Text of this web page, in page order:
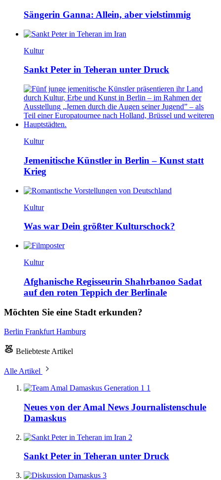
Sängerin Ganna: Allein, aber vielstimmig
Kultur
Sankt Peter in Teheran unter Druck
Kultur
Jemenitische Künstler in Berlin – Kunst statt
Krieg
Kultur
Was war Dein größter Kulturschock?
Kultur
Afghanische Regisseurin Shahrbanoo Sadat
auf den roten Teppich der Berlinale
Möchten Sie eine Stadt erkunden?
Berlin Frankfurt Hamburg
Beliebteste Artikel
Alle Artikel
1
Neues von der Amal News Journalistenschule
Damaskus
2
Sankt Peter in Teheran unter Druck
3